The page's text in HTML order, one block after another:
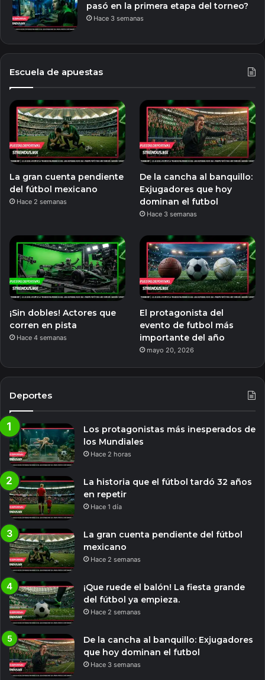
pasó en la primera etapa del torneo?
Hace 3 semanas
Escuela de apuestas
La gran cuenta pendiente
del fútbol mexicano
Hace 2 semanas
De la cancha al banquillo:
Exjugadores que hoy
dominan el futbol
Hace 3 semanas
¡Sin dobles! Actores que
corren en pista
Hace 4 semanas
El protagonista del
evento de futbol más
importante del año
mayo 20, 2026
Deportes
Los protagonistas más inesperados de
los Mundiales
Hace 2 horas
La historia que el fútbol tardó 32 años
en repetir
Hace 1 día
La gran cuenta pendiente del fútbol
mexicano
Hace 2 semanas
¡Que ruede el balón! La fiesta grande
del fútbol ya empieza.
Hace 2 semanas
De la cancha al banquillo: Exjugadores
que hoy dominan el futbol
Hace 3 semanas